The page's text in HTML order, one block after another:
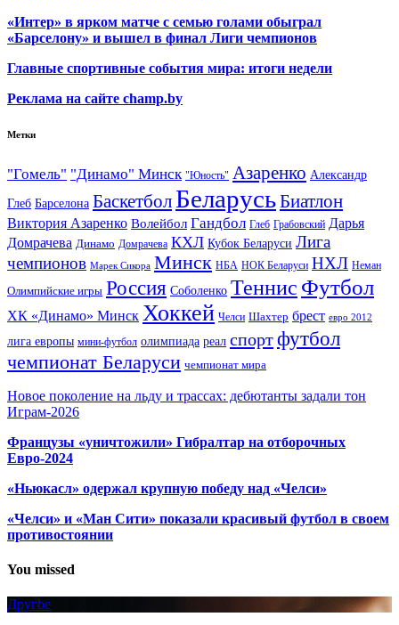
«Интер» в ярком матче с семью голами обыграл
«Барселону» и вышел в финал Лиги чемпионов
Главные спортивные события мира: итоги недели
Реклама на сайте champ.by
Метки
"Гомель" "Динамо" Минск "Юность" Азаренко Александр
Глеб Барселона Баскетбол БеларусьБиатлон
Виктория Азаренко Волейбол Гандбол Глеб Грабовский Дарья
Домрачева Динамо Домрачева КХЛ Кубок Беларуси Лига
чемпионов Марек Сикора Минск НБА НОК Беларуси НХЛ Неман
Олимпийские игры Россия Соболенко Теннис Футбол
ХК «Динамо» Минск Хоккей Челси Шахтер брест евро 2012
лига европы мини-футбол олимпиада реал спортфутбол
чемпионат Беларуси чемпионат мира
Новое поколение на льду и трассах: дебютанты задали тон
Играм-2026
Французы «уничтожили» Гибралтар на отборочных
Евро-2024
«Ньюкасл» одержал крупную победу над «Челси»
«Челси» и «Ман Сити» показали красивый футбол в своем
противостоянии
You missed
Другое